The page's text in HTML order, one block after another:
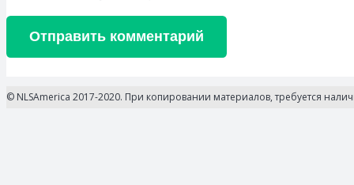
Отправить комментарий
© NLSAmerica 2017-2020. При копировании материалов, требуется